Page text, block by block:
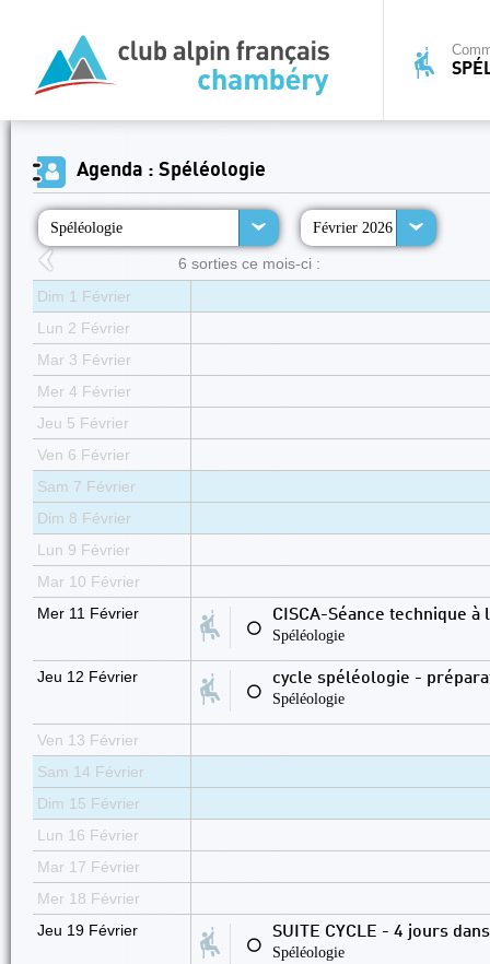
Agenda : Spéléologie
Spéléologie Février 2026
6 sorties ce mois-ci :
Dim 1 Février
Lun 2 Février
Mar 3 Février
Mer 4 Février
Jeu 5 Février
Ven 6 Février
Sam 7 Février
Dim 8 Février
Lun 9 Février
Mar 10 Février
Mer 11 Février
⚪
CISCA-Séance technique à
Spéléologie
Jeu 12 Février
⚪
cycle spéléologie -
Spéléologie
Ven 13 Février
Sam 14 Février
Dim 15 Février
Lun 16 Février
Mar 17 Février
Mer 18 Février
Jeu 19 Février
⚪
SUITE CYCLE - 4 jours
Spéléologie